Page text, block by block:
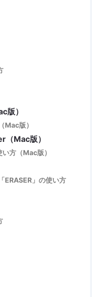
版）
Mac版）
Mac版）
方（Mac版）
ERASER」の使い方